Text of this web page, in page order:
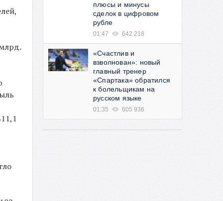
плюсы и минусы
сделок в цифровом
рубле
01:47 642 218
«Счастлив и
взволнован»: новый
главный тренер
«Спартака» обратился
к болельщикам на
русском языке
01:35 605 936